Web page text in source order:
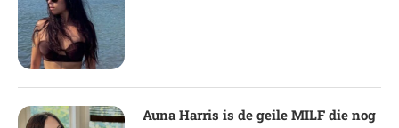
Auna Harris is de geile MILF die nog